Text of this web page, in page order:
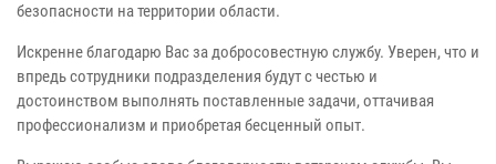
безопасности на территории области.
Искренне благодарю Вас за добросовестную службу. Уверен, что и
впредь сотрудники подразделения будут с честью и
достоинством выполнять поставленные задачи, оттачивая
профессионализм и приобретая бесценный опыт.